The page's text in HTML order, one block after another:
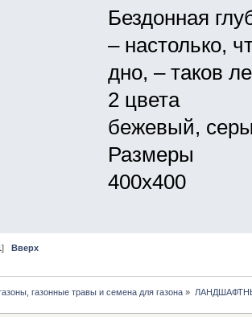
Бездонная
– настолько,
дно, – таков
2 цвета
бежевый,
Размеры
400х400
] Вверх
газонные травы и семена для газона »